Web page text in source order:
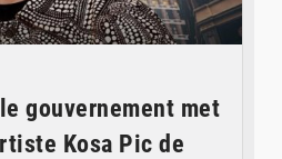
gouvernement met
Kosa Pic de